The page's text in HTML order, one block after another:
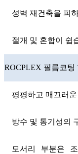
성벽 재건축을 피
절개 및 혼합이 쉽
ROCPLEX 필름코
평평하고 매끄러
방수 및 통기성의
모서리 부분은 조